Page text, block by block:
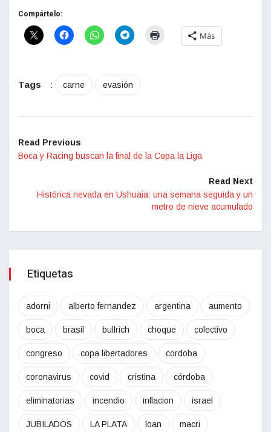
Compártelo:
Más
Tags : carne evasión
Read Previous
Boca y Racing buscan la final de la Copa la Liga
Read Next
Histórica nevada en Ushuaia: una semana seguida y un
metro de nieve acumulado
Etiquetas
adorni alberto fernandez argentina aumento
boca brasil bullrich choque colectivo
congreso copa libertadores cordoba
coronavirus covid cristina córdoba
eliminatorias incendio inflacion israel
JUBILADOS LA PLATA loan macri